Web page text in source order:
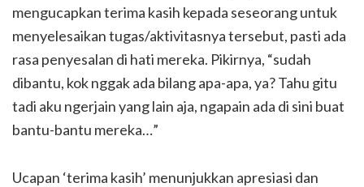
mengucapkan terima kasih kepada seseorang untuk
menyelesaikan tugas/aktivitasnya tersebut, pasti ada
rasa penyesalan di hati mereka. Pikirnya, “sudah
dibantu, kok nggak ada bilang apa-apa, ya? Tahu gitu
tadi aku ngerjain yang lain aja, ngapain ada di sini buat
bantu-bantu mereka…”
Ucapan ‘terima kasih’ menunjukkan apresiasi dan